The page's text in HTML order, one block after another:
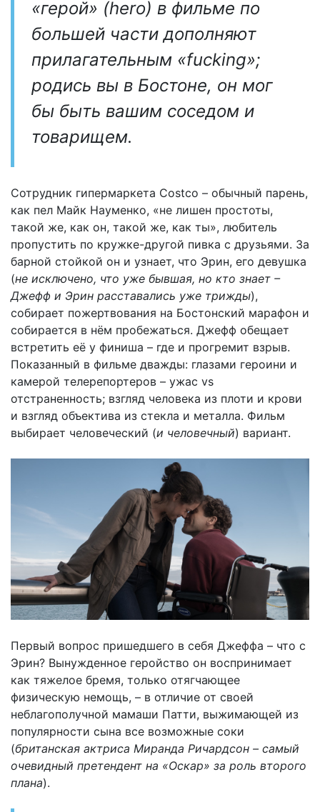
«герой» (hero) в фильме по
большей части дополняют
прилагательным «fucking»;
родись вы в Бостоне, он мог
бы быть вашим соседом и
товарищем.
Сотрудник гипермаркета Costco – обычный парень,
как пел Майк Науменко, «не лишен простоты,
такой же, как он, такой же, как ты», любитель
пропустить по кружке-другой пивка с друзьями. За
барной стойкой он и узнает, что Эрин, его девушка
(не исключено, что уже бывшая, но кто знает –
Джефф и Эрин расставались уже трижды),
собирает пожертвования на Бостонский марафон и
собирается в нём пробежаться. Джефф обещает
встретить её у финиша – где и прогремит взрыв.
Показанный в фильме дважды: глазами героини и
камерой телерепортеров – ужас vs
отстраненность; взгляд человека из плоти и крови
и взгляд объектива из стекла и металла. Фильм
выбирает человеческий (и человечный) вариант.
Первый вопрос пришедшего в себя Джеффа – что с
Эрин? Вынужденное геройство он воспринимает
как тяжелое бремя, только отягчающее
физическую немощь, – в отличие от своей
неблагополучной мамаши Патти, выжимающей из
популярности сына все возможные соки
(британская актриса Миранда Ричардсон – самый
очевидный претендент на «Оскар» за роль второго
плана).